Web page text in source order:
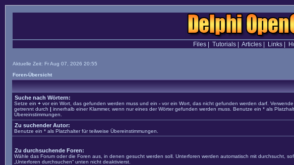
Files| Tutorials| Articles| Links|
Aktuelle Zeit: Fr Aug 07, 2026 20:55
Foren-Übersicht
Suche nach Wörtern:
Setze ein + vor ein Wort, das gefunden werden muss und ein - vor ein Wort, das nicht gefunden werden darf.
getrennt durch | innerhalb einer Klammer, wenn nur eines der Wörter gefunden werden muss. Benutze ein * als
Übereinstimmungen.
Zu suchender Autor:
Benutze ein * als Platzhalter für teilweise Übereinstimmungen.
Zu durchsuchende Foren:
Wähle das Forum oder die Foren aus, in denen gesucht werden soll. Unterforen werden automatisch mit durchsucht,
„Unterforen durchsuchen“ unten nicht deaktivierst.